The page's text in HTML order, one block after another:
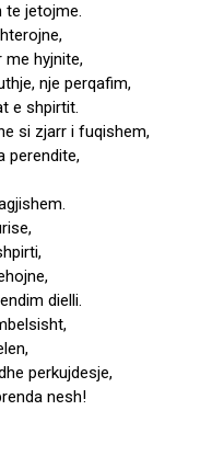
te jetojme.
me hyjnite,
nje perqafim,
e shpirtit.
si zjarr i fuqishem,
perendite,
dielli.
perkujdesje,
nesh!